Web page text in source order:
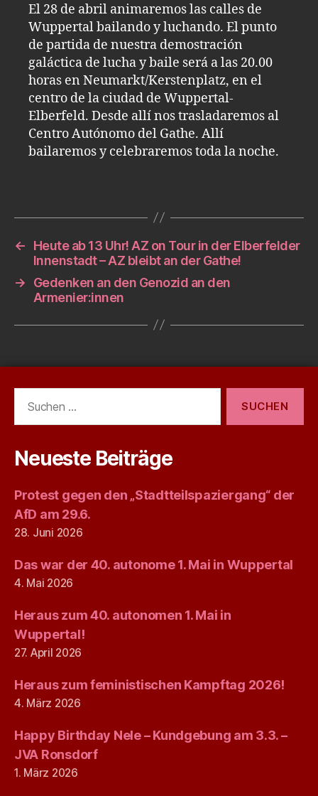
El 28 de abril animaremos las calles de
Wuppertal bailando y luchando. El punto
de partida de nuestra demostración
galáctica de lucha y baile será a las 20.00
horas en Neumarkt/Kerstenplatz, en el
centro de la ciudad de Wuppertal-
Elberfeld. Desde allí nos trasladaremos al
Centro Autónomo del Gathe. Allí
bailaremos y celebraremos toda la noche.
←
Heute ab 13 Uhr! AZ on Tour in der Elberfelder
Innenstadt – AZ bleibt an der Gathe!
→
Gedenken an den Genozid an den
Armenier:innen
nach:
Neueste Beiträge
Protest gegen den „Stadtteilspaziergang“ der
AfD am 29.6.
28. Juni 2026
Das war der 40. autonome 1. Mai in Wuppertal
4. Mai 2026
Heraus zum 40. autonomen 1. Mai in
Wuppertal!
27. April 2026
Heraus zum feministischen Kampftag 2026!
4. März 2026
Happy Birthday Nele – Kundgebung am 3.3. –
JVA Ronsdorf
1. März 2026